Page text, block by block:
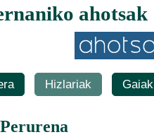
ahotsak
Hizlariak Gaiak